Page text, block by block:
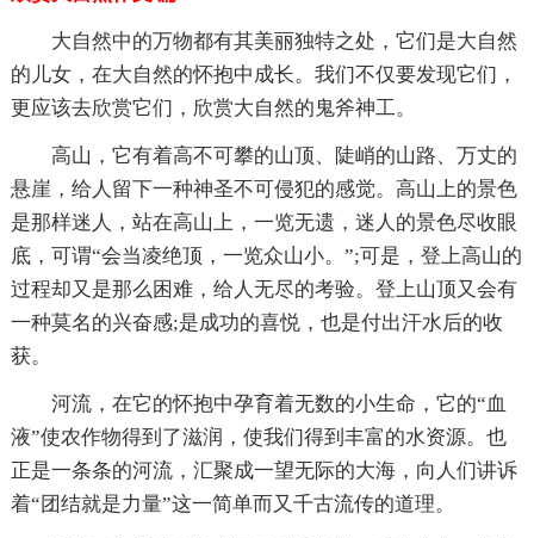
大自然中的万物都有其美丽独特之处，它们是大自然
的儿女，在大自然的怀抱中成长。我们不仅要发现它们，
更应该去欣赏它们，欣赏大自然的鬼斧神工。
高山，它有着高不可攀的山顶、陡峭的山路、万丈的
悬崖，给人留下一种神圣不可侵犯的感觉。高山上的景色
是那样迷人，站在高山上，一览无遗，迷人的景色尽收眼
底，可谓“会当凌绝顶，一览众山小。”;可是，登上高山的
过程却又是那么困难，给人无尽的考验。登上山顶又会有
一种莫名的兴奋感;是成功的喜悦，也是付出汗水后的收
获。
河流，在它的怀抱中孕育着无数的小生命，它的“血
液”使农作物得到了滋润，使我们得到丰富的水资源。也
正是一条条的河流，汇聚成一望无际的大海，向人们讲诉
着“团结就是力量”这一简单而又千古流传的道理。